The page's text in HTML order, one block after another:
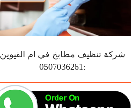
شركة تنظيف مطابخ في ام القيوين
:0507036261